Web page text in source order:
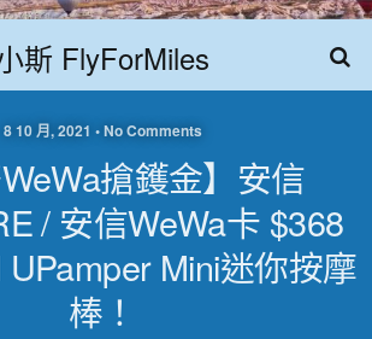
斯 FlyForMiles
8 10 月, 2021 • No Comments
WeWa搶鑊金】安信
/ 安信WeWa卡 $368
Mini迷你按摩
棒！